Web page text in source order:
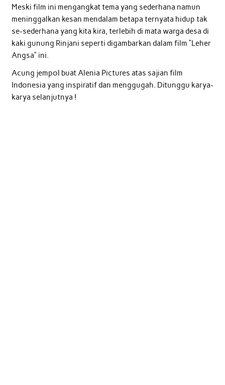
Meski film ini mengangkat tema yang sederhana namun
meninggalkan kesan mendalam betapa ternyata hidup tak
se-sederhana yang kita kira, terlebih di mata warga desa di
kaki gunung Rinjani seperti digambarkan dalam film “Leher
Angsa” ini.
Acung jempol buat Alenia Pictures atas sajian film
Indonesia yang inspiratif dan menggugah. Ditunggu karya-
karya selanjutnya !